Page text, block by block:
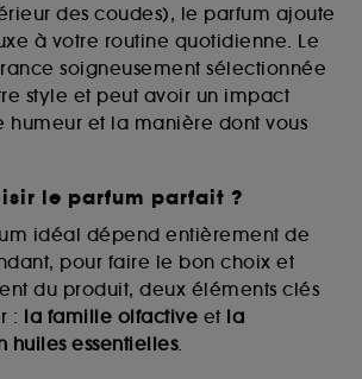
des coudes), le parfum ajoute
à votre routine quotidienne. Le
soigneusement sélectionnée
style et peut avoir un impact
humeur et la manière dont vous
le parfum parfait ?
idéal dépend entièrement de
pour faire le bon choix et
du produit, deux éléments clés
: la famille olfactive et la
huiles essentielles.
qui sont utilisés afin de
de l’authentification
permettant d’accéder à votre
de votre prochaine visite sur le site
nouveau votre identifiant et mot de
cookies techniques, le dépôt et la
requiert votre accord. Vous
vos choix concernant le dépôt
grâce au bouton "personnaliser mes
ou décider de "tout accepter".
associer les informations de
par ces Cookies, pour les